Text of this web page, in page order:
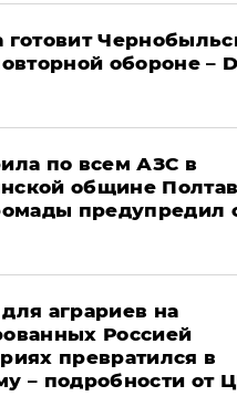
готовит
обороне –
по всем АЗС в
общине
предупредил
аграриев на
Россией
превратился в
– подробности от